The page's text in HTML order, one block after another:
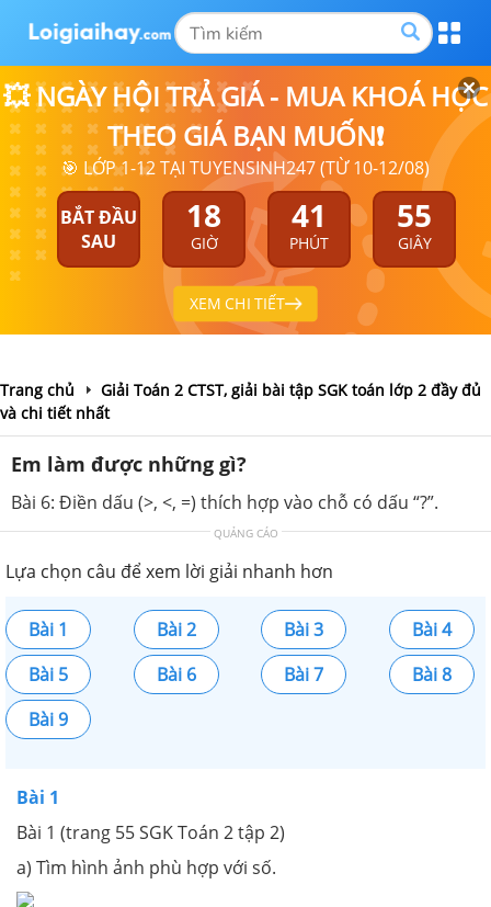
💥 NGÀY HỘI TRẢ GIÁ - MUA KHOÁ HỌC
THEO GIÁ BẠN MUỐN❗
🎯 LỚP 1-12 TẠI TUYENSINH247 (TỪ 10-12/08)
BẮT ĐẦU
SAU
18
GIỜ
41
PHÚT
55
GIÂY
XEM CHI TIẾT
Trang chủ
Giải Toán 2 CTST, giải bài tập SGK toán lớp 2 đầy đủ
và chi tiết nhất
Em làm được những gì?
Bài 6: Điền dấu (>, <, =) thích hợp vào chỗ có dấu “?”.
QUẢNG CÁO
Lựa chọn câu để xem lời giải nhanh hơn
Bài 1 Bài 2 Bài 3
Bài 4
Bài 5
Bài 6 Bài 7
Bài 8
Bài 9
Bài 1
Bài 1 (trang 55 SGK Toán 2 tập 2)
a) Tìm hình ảnh phù hợp với số.